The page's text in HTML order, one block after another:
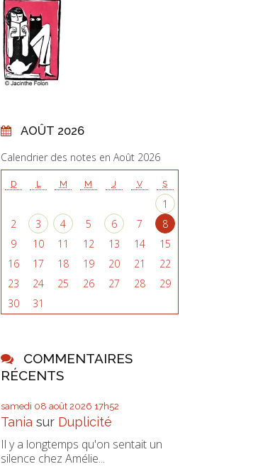
AOÛT 2026
Calendrier des notes en Août 2026
D L M M J V S
1
2
3 4 5 6 7
8
9
10 11 12 13 14
15
16
17 18 19 20 21
22
23
24 25 26 27 28
29
30
31
COMMENTAIRES
RÉCENTS
samedi 08 août 2026 17h52
Tania sur Duplicité
Il y a longtemps qu'on sentait un
silence chez Amélie...